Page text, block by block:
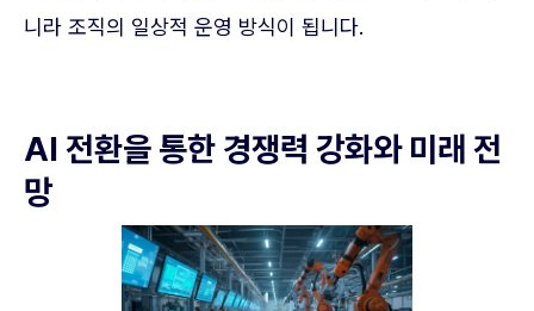
니라 조직의 일상적 운영 방식이 됩니다.
AI 전환을 통한 경쟁력 강화와 미래 전
망